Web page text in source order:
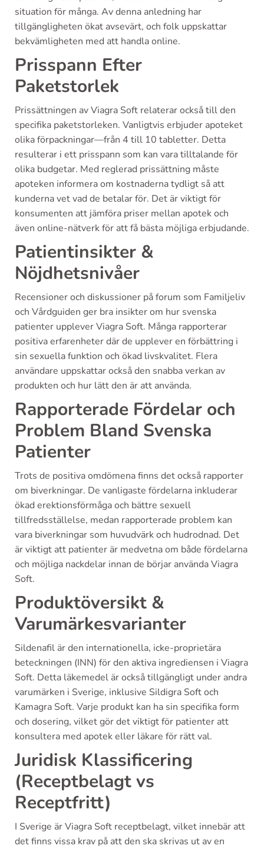
situation för många. Av denna anledning har
tillgängligheten ökat avsevärt, och folk uppskattar
bekvämligheten med att handla online.
Prisspann Efter
Paketstorlek
Prissättningen av Viagra Soft relaterar också till den
specifika paketstorleken. Vanligtvis erbjuder apoteket
olika förpackningar—från 4 till 10 tabletter. Detta
resulterar i ett prisspann som kan vara tilltalande för
olika budgetar. Med reglerad prissättning måste
apoteken informera om kostnaderna tydligt så att
kunderna vet vad de betalar för. Det är viktigt för
konsumenten att jämföra priser mellan apotek och
även online-nätverk för att få bästa möjliga erbjudande.
Patientinsikter &
Nöjdhetsnivåer
Recensioner och diskussioner på forum som Familjeliv
och Vårdguiden ger bra insikter om hur svenska
patienter upplever Viagra Soft. Många rapporterar
positiva erfarenheter där de upplever en förbättring i
sin sexuella funktion och ökad livskvalitet. Flera
användare uppskattar också den snabba verkan av
produkten och hur lätt den är att använda.
Rapporterade Fördelar och
Problem Bland Svenska
Patienter
Trots de positiva omdömena finns det också rapporter
om biverkningar. De vanligaste fördelarna inkluderar
ökad erektionsförmåga och bättre sexuell
tillfredsställelse, medan rapporterade problem kan
vara biverkningar som huvudvärk och hudrodnad. Det
är viktigt att patienter är medvetna om både fördelarna
och möjliga nackdelar innan de börjar använda Viagra
Soft.
Produktöversikt &
Varumärkesvarianter
Sildenafil är den internationella, icke-proprietära
beteckningen (INN) för den aktiva ingrediensen i Viagra
Soft. Detta läkemedel är också tillgängligt under andra
varumärken i Sverige, inklusive Sildigra Soft och
Kamagra Soft. Varje produkt kan ha sin specifika form
och dosering, vilket gör det viktigt för patienter att
konsultera med apotek eller läkare för rätt val.
Juridisk Klassificering
(Receptbelagt vs
Receptfritt)
I Sverige är Viagra Soft receptbelagt, vilket innebär att
det finns vissa krav på att den ska skrivas ut av en